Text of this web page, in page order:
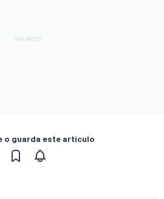
o guarda este artículo